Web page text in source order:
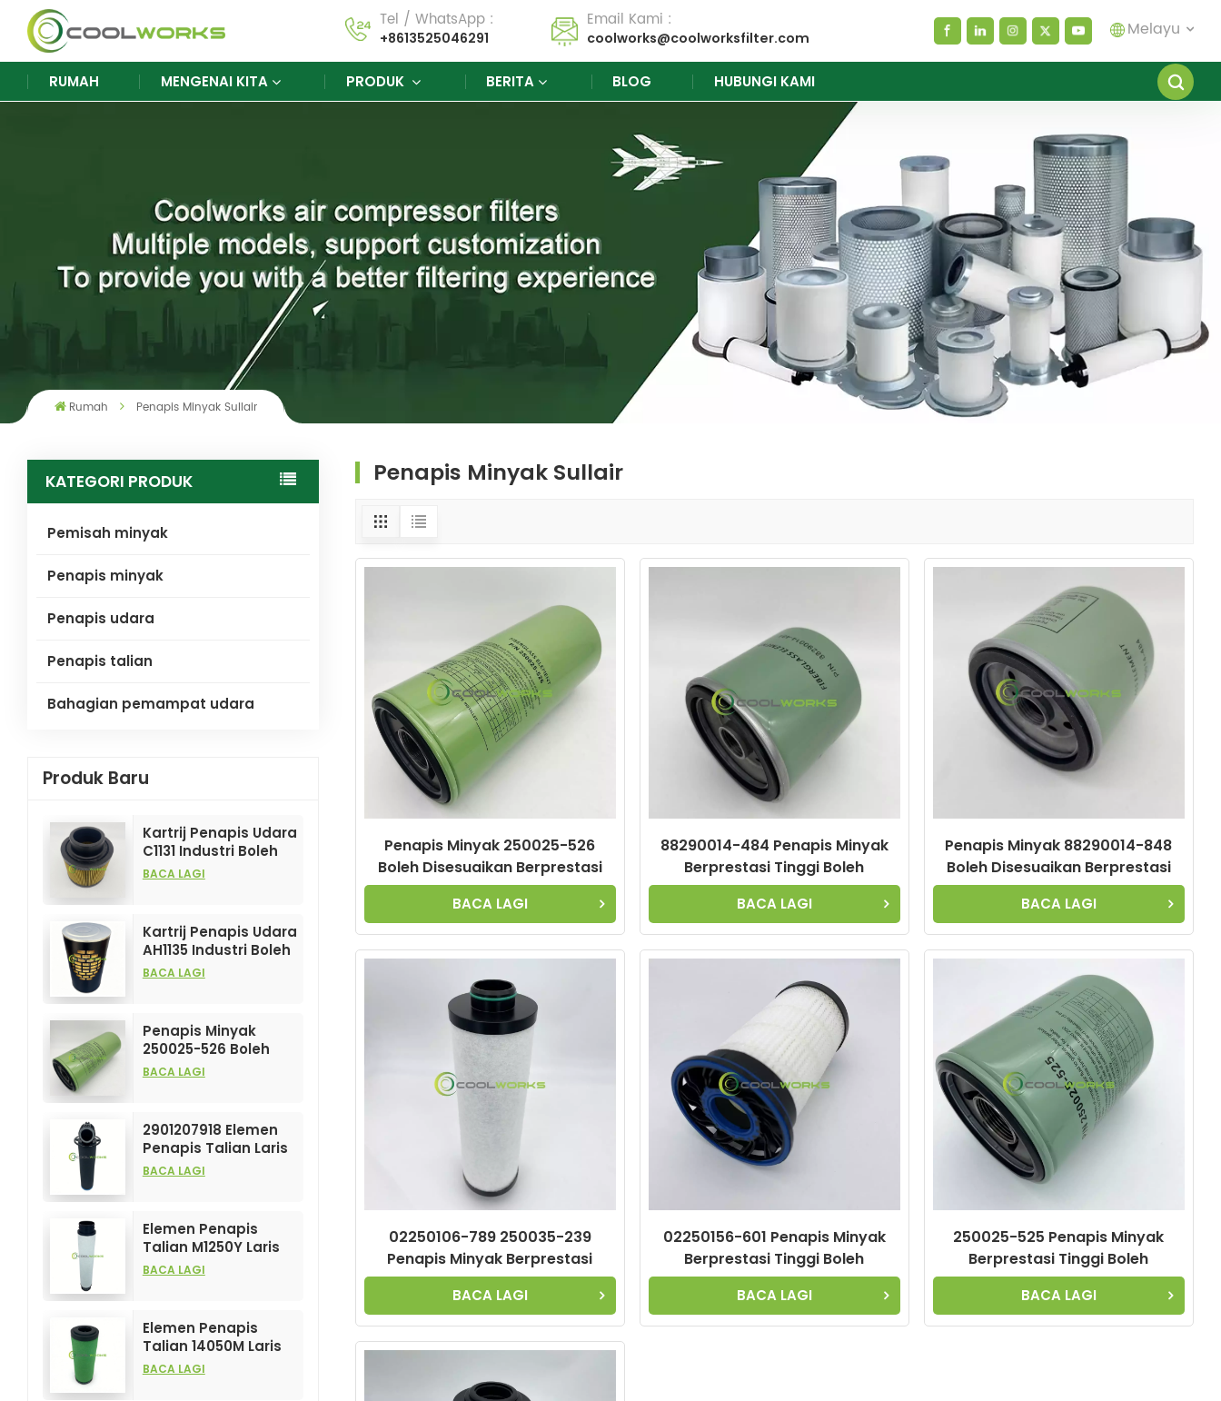
Tel / WhatsApp :
+8613525046291
Email Kami :
coolworks@coolworksfilter.com Melayu
español
العربية
русский
Melayu
RUMAH MENGENAI KITA PRODUK BERITA BLOG HUBUNGI KAMI
Rumah Penapis Minyak Sullair
KATEGORI PRODUK
Pemisah minyak
Penapis minyak
Penapis udara
Penapis talian
Bahagian pemampat udara
Produk Baru
Kartrij Penapis Udara
C1131 Industri Boleh
Disesuaikan untuk
BACA LAGI
Kartrij Penapis Udara
AH1135 Industri Boleh
Disesuaikan untuk
BACA LAGI
Penapis Minyak
250025-526 Boleh
Disesuaikan
Pemampat Udara
BACA LAGI
2901207918 Elemen
Penapis Talian Laris
dan Berprestasi
BACA LAGI
Elemen Penapis
Talian M1250Y Laris
Dijual dan
Mampatan Udara
BACA LAGI
Elemen Penapis
Talian 14050M Laris
Dijual dan
BACA LAGI
Penapis Minyak Sullair
Penapis Minyak 250025-526
Boleh Disesuaikan Berprestasi
Tinggi untuk Elemen Pemampat
Udara
BACA LAGI
88290014-484 Penapis Minyak
Berprestasi Tinggi Boleh
Disesuaikan untuk Elemen
Pemampat Udara
BACA LAGI
Penapis Minyak 88290014-848
Boleh Disesuaikan Berprestasi
Tinggi untuk Pemampat Udara
BACA LAGI
02250106-789 250035-239
Penapis Minyak Berprestasi
Tinggi Boleh Disesuaikan untuk
Pemampat Udara
BACA LAGI
02250156-601 Penapis Minyak
Berprestasi Tinggi Boleh
Disesuaikan untuk Elemen
Pemampat Udara
BACA LAGI
250025-525 Penapis Minyak
Berprestasi Tinggi Boleh
Disesuaikan untuk Elemen
Pemampat Udara
BACA LAGI